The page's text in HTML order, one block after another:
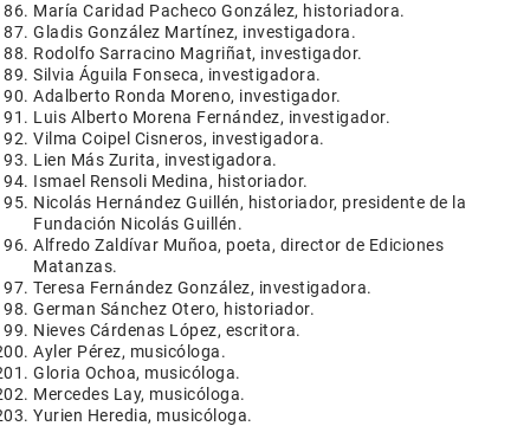
María Caridad Pacheco González, historiadora.
Gladis González Martínez, investigadora.
Rodolfo Sarracino Magriñat, investigador.
Silvia Águila Fonseca, investigadora.
Adalberto Ronda Moreno, investigador.
Luis Alberto Morena Fernández, investigador.
Vilma Coipel Cisneros, investigadora.
Lien Más Zurita, investigadora.
Ismael Rensoli Medina, historiador.
Nicolás Hernández Guillén, historiador, presidente de la
Fundación Nicolás Guillén.
Alfredo Zaldívar Muñoa, poeta, director de Ediciones
Matanzas.
Teresa Fernández González, investigadora.
German Sánchez Otero, historiador.
Nieves Cárdenas López, escritora.
Ayler Pérez, musicóloga.
Gloria Ochoa, musicóloga.
Mercedes Lay, musicóloga.
Yurien Heredia, musicóloga.